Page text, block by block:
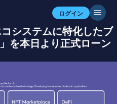
ログイン
システムに特化したブ
を本日より正式ローン